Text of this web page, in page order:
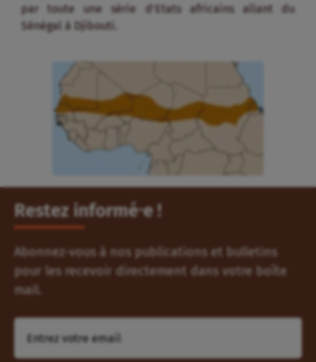
par toute une série d’Etats africains allant du
Sénégal à Djibouti.
Restez informé⸱e !
Abonnez-vous à nos publications et bulletins
pour les recevoir directement dans votre boîte
mail.